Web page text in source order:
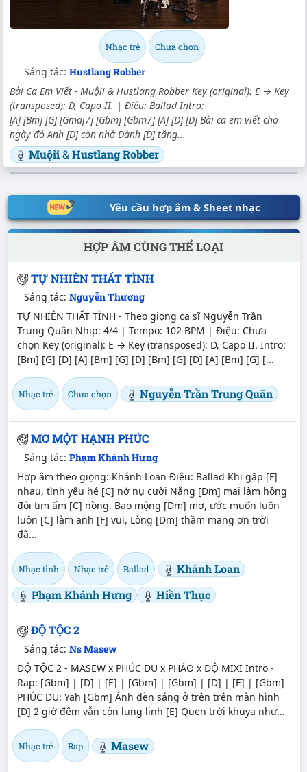
Nhạc trẻ Chưa chọn
Sáng tác: Hustlang Robber
Bài Ca Em Viết - Muộii & Hustlang Robber Key (original): E → Key
(transposed): D, Capo II. | Điệu: Ballad Intro:
[A] [Bm] [G] [Gmaj7] [Gbm] [Gbm7] [A] [D] [D] Bài ca em viết cho
ngày đó Anh [D] còn nhớ Dành [D] tặng...
Muộii&Hustlang Robber
Yêu cầu hợp âm & Sheet nhạc
HỢP ÂM CÙNG THỂ LOẠI
TỰ NHIÊN THẤT TÌNH
Sáng tác: Nguyễn Thương
TỰ NHIÊN THẤT TÌNH - Theo giọng ca sĩ Nguyễn Trần
Trung Quân Nhịp: 4/4 | Tempo: 102 BPM | Điệu: Chưa
chọn Key (original): E → Key (transposed): D, Capo II. Intro:
[Bm] [G] [D] [A] [Bm] [G] [D] [Bm] [G] [D] [A] [Bm] [G] [...
Nhạc trẻ Chưa chọn Nguyễn Trần Trung Quân
MƠ MỘT HẠNH PHÚC
Sáng tác: Phạm Khánh Hưng
Hợp âm theo giọng: Khánh Loan Điệu: Ballad Khi gặp [F]
nhau, tình yêu hé [C] nở nụ cười Nắng [Dm] mai làm hồng
đôi tim ấm [C] nồng. Bao mộng [Dm] mơ, ước muốn luôn
luôn [C] làm anh [F] vui, Lòng [Dm] thầm mang ơn trời
đã...
Nhạc tình Nhạc trẻ Ballad
Khánh Loan
Phạm Khánh Hưng
Hiền Thục
ĐỘ TỘC 2
Sáng tác: Ns Masew
ĐỘ TỘC 2 - MASEW x PHÚC DU x PHÁO x ĐỘ MIXI Intro -
Rap: [Gbm] | [D] | [E] | [Gbm] | [Gbm] | [D] | [E] | [Gbm]
PHÚC DU: Yah [Gbm] Ánh đèn sáng ở trên trên màn hình
[D] 2 giờ đêm vẫn còn lung linh [E] Quen trời khuya như...
Nhạc trẻ Rap Masew